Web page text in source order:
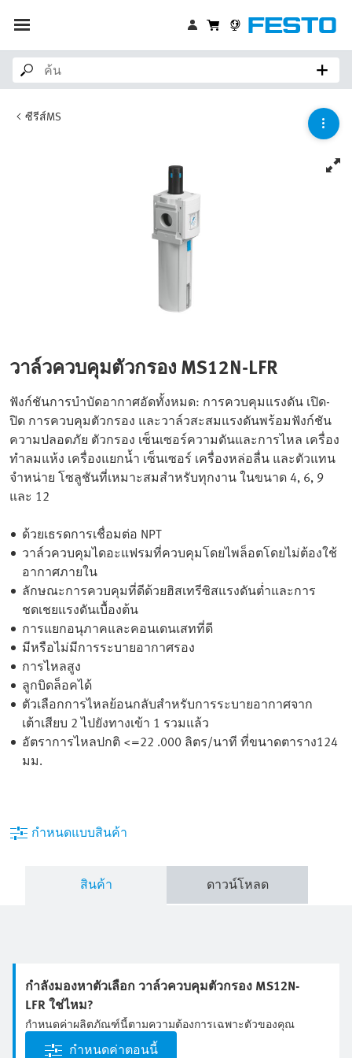
ซีรีส์MS
วาล์วควบคุมตัวกรอง MS12N-LFR
ฟังก์ชันการบำบัดอากาศอัดทั้งหมด: การควบคุมแรงดัน เปิด-
ปิด การควบคุมตัวกรอง และวาล์วสะสมแรงดันพร้อมฟังก์ชัน
ความปลอดภัย ตัวกรอง เซ็นเซอร์ความดันและการไหล เครื่อง
ทำลมแห้ง เครื่องแยกน้ำ เซ็นเซอร์ เครื่องหล่อลื่น และตัวแทน
จำหน่าย โซลูชันที่เหมาะสมสำหรับทุกงาน ในขนาด 4, 6, 9
และ 12
ด้วยเธรดการเชื่อมต่อ NPT
วาล์วควบคุมไดอะแฟรมที่ควบคุมโดยไพล็อตโดยไม่ต้องใช้
อากาศภายใน
ลักษณะการควบคุมที่ดีด้วยฮิสเทรีซิสแรงดันต่ำและการ
ชดเชยแรงดันเบื้องต้น
การแยกอนุภาคและคอนเดนเสทที่ดี
มีหรือไม่มีการระบายอากาศรอง
การไหลสูง
ลูกบิดล็อคได้
ตัวเลือกการไหลย้อนกลับสำหรับการระบายอากาศจาก
เต้าเสียบ 2 ไปยังทางเข้า 1 รวมแล้ว
อัตราการไหลปกติ <=22 .000 ลิตร/นาที ที่ขนาดตาราง124
มม.
กำหนดแบบสินค้า
สินค้า ดาวน์โหลด
กำลังมองหาตัวเลือก วาล์วควบคุมตัวกรอง MS12N-
LFR ใช่ไหม?
กำหนดค่าผลิตภัณฑ์นี้ตามความต้องการเฉพาะตัวของคุณ
กำหนดค่าตอนนี้